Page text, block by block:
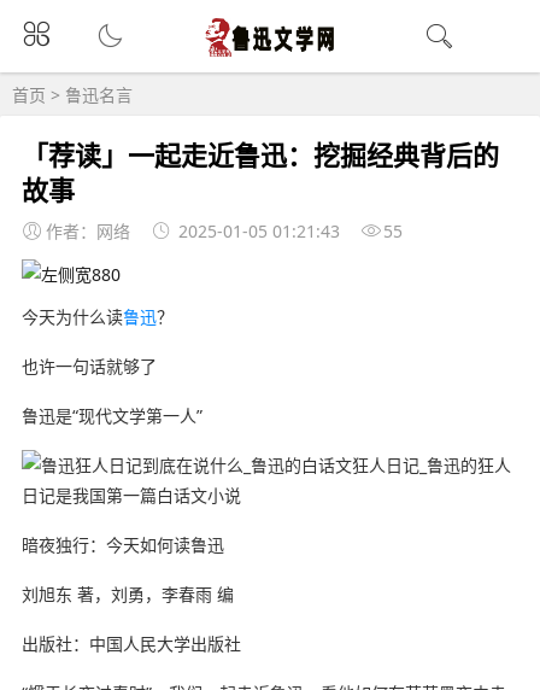
首页 > 鲁迅名言
「荐读」一起走近鲁迅：挖掘经典背后的
故事
作者：网络 2025-01-05 01:21:43 55
今天为什么读鲁迅？
也许一句话就够了
鲁迅是“现代文学第一人”
暗夜独行：今天如何读鲁迅
刘旭东 著，刘勇，李春雨 编
出版社：中国人民大学出版社